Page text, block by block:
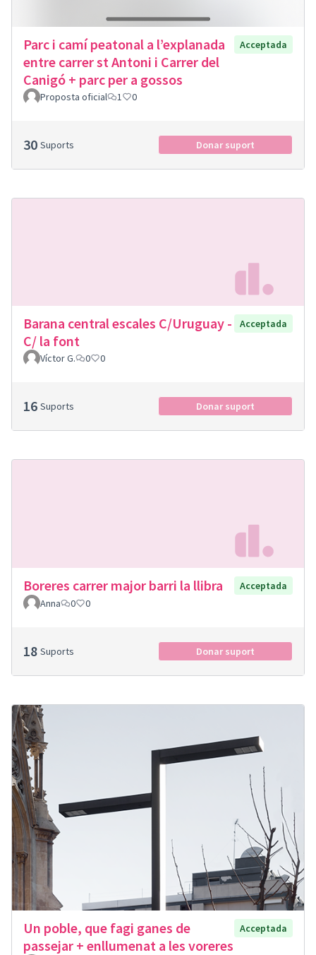
Parc i camí peatonal a l’explanada
entre carrer st Antoni i Carrer del
Canigó + parc per a gossos
Acceptada
Proposta oficial 1 0
30 Suports Donar suport
Barana central escales C/Uruguay -
C/ la font
Acceptada
Víctor G. 0 0
16 Suports Donar suport
Boreres carrer major barri la llibra
Acceptada
Anna
0 0
18 Suports Donar suport
Un poble, que fagi ganes de
passejar + enllumenat a les voreres
Acceptada